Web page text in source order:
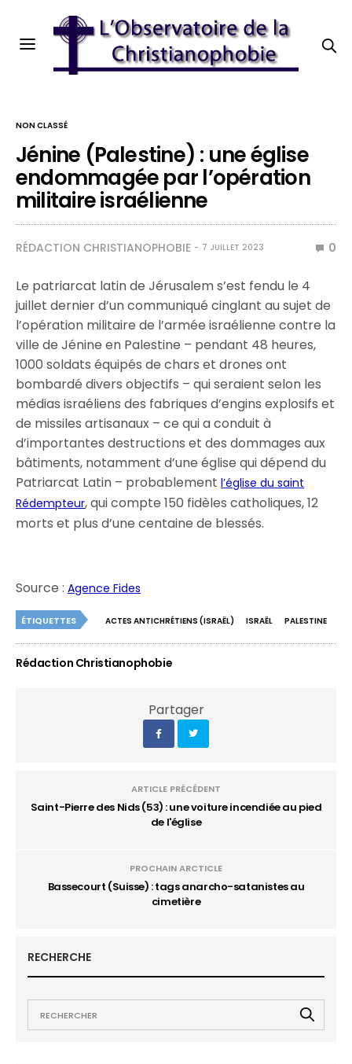
NON CLASSÉ
Jénine (Palestine) : une église
endommagée par l’opération
militaire israélienne
RÉDACTION CHRISTIANOPHOBIE 7 JUILLET 2023 0
Le patriarcat latin de Jérusalem s’est fendu le 4
juillet dernier d’un communiqué cinglant au sujet de
l’opération militaire de l’armée israélienne contre la
ville de Jénine en Palestine – pendant 48 heures,
1000 soldats équipés de chars et drones ont
bombardé divers objectifs – qui seraient selon les
médias israéliens des fabriques d’engins explosifs et
de missiles artisanaux – ce qui a conduit à
d’importantes destructions et des dommages aux
bâtiments, notamment d’une église qui dépend du
Patriarcat Latin – probablementl’église du saint
Rédempteur, qui compte 150 fidèles catholiques, 12
morts et plus d’une centaine de blessés.
Source :Agence Fides
ÉTIQUETTES ACTES ANTICHRÉTIENS (ISRAËL) ISRAËL PALESTINE
Rédaction Christianophobie
Partager
ARTICLE PRÉCÉDENT
Saint-Pierre des Nids (53) : une voiture incendiée au pied
de l'église
PROCHAIN ARCTICLE
Bassecourt (Suisse) : tags anarcho-satanistes au
cimetière
RECHERCHE